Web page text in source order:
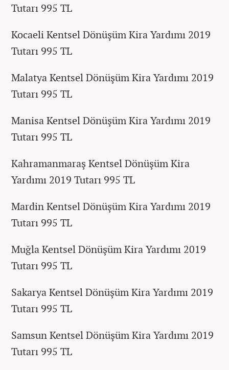
Tutarı 995 TL
Kocaeli Kentsel Dönüşüm Kira Yardımı 2019
Tutarı 995 TL
Malatya Kentsel Dönüşüm Kira Yardımı 2019
Tutarı 995 TL
Manisa Kentsel Dönüşüm Kira Yardımı 2019
Tutarı 995 TL
Kahramanmaraş Kentsel Dönüşüm Kira
Yardımı 2019 Tutarı 995 TL
Mardin Kentsel Dönüşüm Kira Yardımı 2019
Tutarı 995 TL
Muğla Kentsel Dönüşüm Kira Yardımı 2019
Tutarı 995 TL
Sakarya Kentsel Dönüşüm Kira Yardımı 2019
Tutarı 995 TL
Samsun Kentsel Dönüşüm Kira Yardımı 2019
Tutarı 995 TL